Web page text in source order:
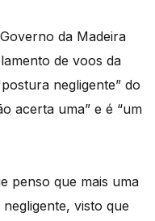
da Madeira
de voos da
negligente” do
acerta uma” e é “um
penso que mais uma
visto que